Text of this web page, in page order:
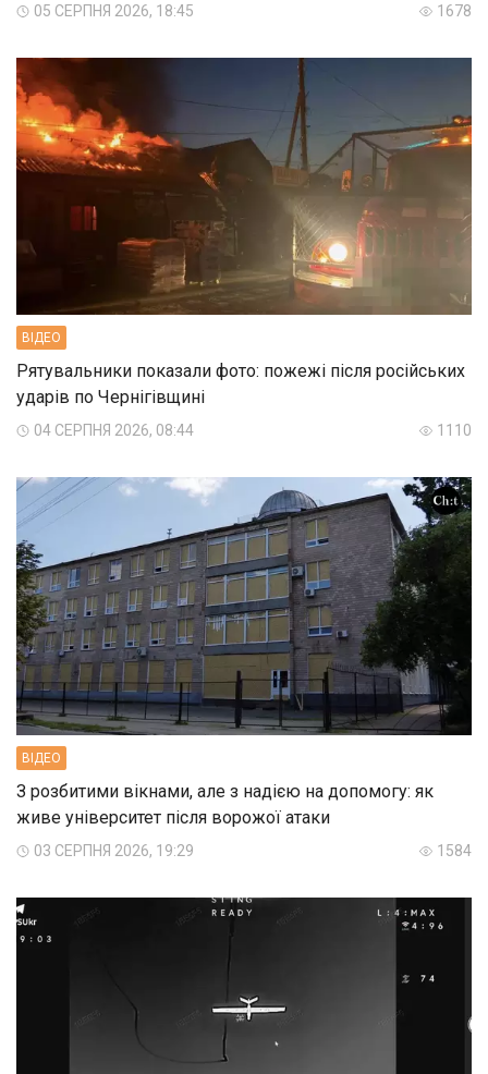
05 СЕРПНЯ 2026, 18:45 1678
ВIДЕО
Рятувальники показали фото: пожежі після російських
ударів по Чернігівщині
04 СЕРПНЯ 2026, 08:44 1110
ВIДЕО
З розбитими вікнами, але з надією на допомогу: як
живе університет після ворожої атаки
03 СЕРПНЯ 2026, 19:29 1584